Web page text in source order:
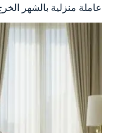
عاملة منزلية بالشهر الخرج